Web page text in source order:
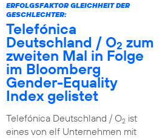
ERFOLGSFAKTOR GLEICHHEIT DER
GESCHLECHTER:
Telefónica
Deutschland / O2 zum
zweiten Mal in Folge
im Bloomberg
Gender-Equality
Index gelistet
Telefónica Deutschland / O2ist
eines von elf Unternehmen mit